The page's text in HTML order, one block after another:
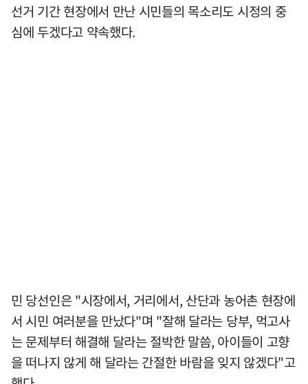
선거 기간 현장에서 만난 시민들의 목소리도 시정의 중
심에 두겠다고 약속했다.
민 당선인은 "시장에서, 거리에서, 산단과 농어촌 현장에
서 시민 여러분을 만났다"며 "잘해 달라는 당부, 먹고사
는 문제부터 해결해 달라는 절박한 말씀, 아이들이 고향
을 떠나지 않게 해 달라는 간절한 바람을 잊지 않겠다"고